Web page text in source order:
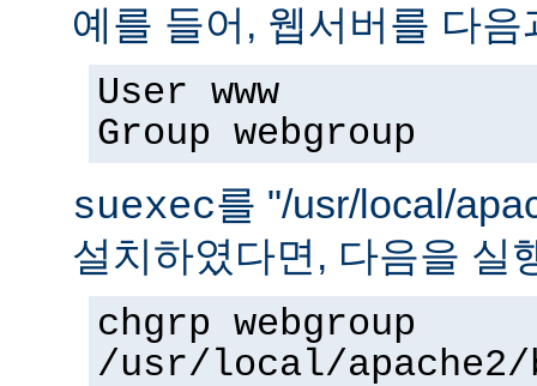
예를 들어, 웹서버를 다
User www
Group webgroup
suexec를 "/usr/local/
설치하였다면, 다음을 실
chgrp webgroup
/usr/local/apache2/